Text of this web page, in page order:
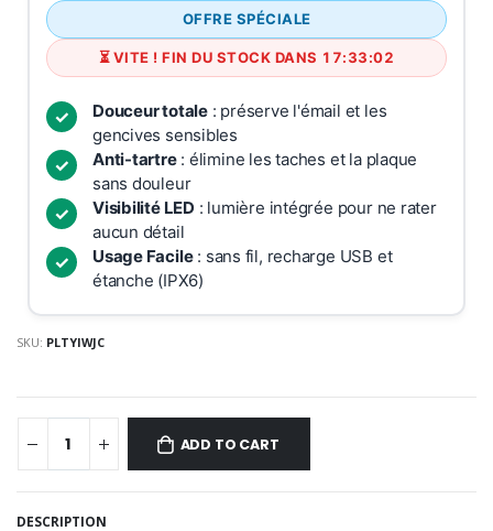
OFFRE SPÉCIALE
⏳ VITE ! FIN DU STOCK DANS 17:33:01
Douceur totale: préserve l'émail et les
gencives sensibles
Anti-tartre: élimine les taches et la plaque
sans douleur
Visibilité LED : lumière intégrée pour ne rater
aucun détail
Usage Facile: sans fil, recharge USB et
étanche (IPX6)
SKU: PLTYIWJC
ADD TO CART
DESCRIPTION